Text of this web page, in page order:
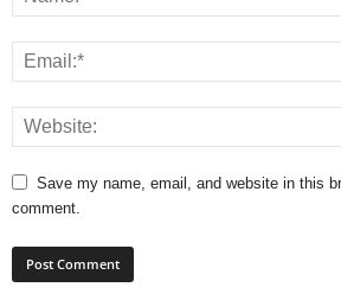
Save my name, email, and website in this
comment.